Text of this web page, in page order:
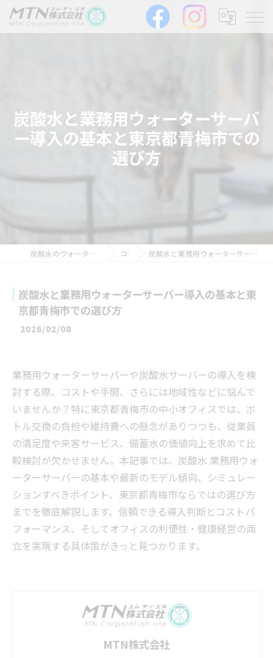
炭酸水と業務用ウォーターサーバ
ー導入の基本と東京都青梅市での
選び方
炭酸水のウォーターサーバーならMTN株式会社 コラム 炭酸水と業務用ウォーターサーバー導入の基本と東京都青梅市での選び方
炭酸水と業務用ウォーターサーバー導入の基本と東
京都青梅市での選び方
2026/02/08
業務用ウォーターサーバーや炭酸水サーバーの導入を検
討する際、コストや手間、さらには地域性などに悩んで
いませんか？特に東京都青梅市の中小オフィスでは、ボ
トル交換の負担や維持費への懸念がありつつも、従業員
の満足度や来客サービス、備蓄水の価値向上を求めて比
較検討が欠かせません。本記事では、炭酸水 業務用ウォ
ーターサーバーの基本や最新のモデル傾向、シミュレー
ションすべきポイント、東京都青梅市ならではの選び方
までを徹底解説します。信頼できる導入判断とコストパ
フォーマンス、そしてオフィスの利便性・健康経営の両
立を実現する具体策がきっと見つかります。
MTN株式会社